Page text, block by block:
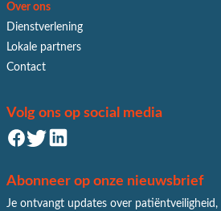
Over ons
Dienstverlening
Lokale partners
Contact
Volg ons op social media
Abonneer op onze nieuwsbrief
Je ontvangt updates over patiëntveiligheid,